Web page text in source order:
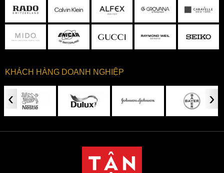
KHÁCH HÀNG DOANH NGHIỆP
‹ ›